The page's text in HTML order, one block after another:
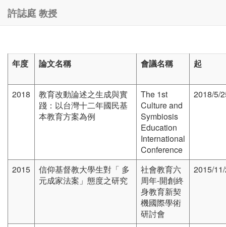
許誌庭 教授
年度 論文名稱 會議名稱 起
2018
教育改動論述之生成與實
踐：以台灣十二年國民基
本教育方案為例
The 1st
Culture and
Symbiosis
Education
International
Conference
2018/5/
2015
信仰基督教大學生對「 多
元成家法案」態度之研究
社會教育六
周年-開創終
身教育新契
機國際學術
研討會
2015/